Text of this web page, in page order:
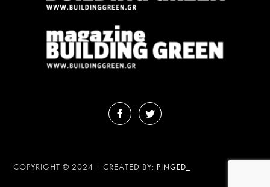
COPYRIGHT © 2024 | CREATED BY: PINGED_